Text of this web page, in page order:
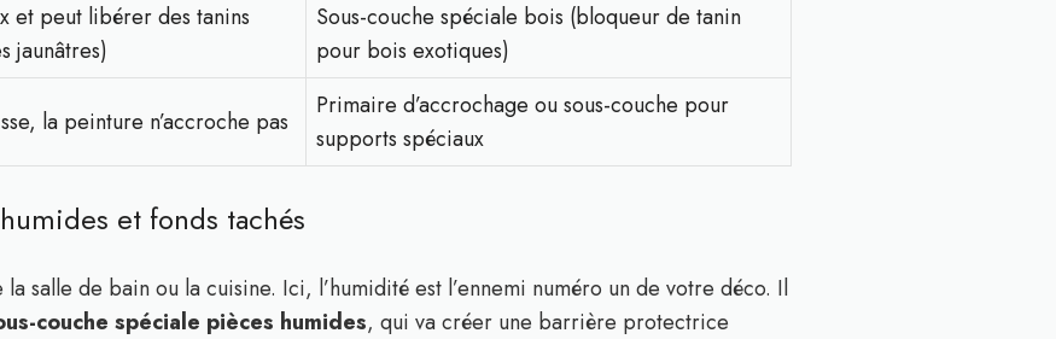
et peut libérer des tanins
jaunâtres)
Sous-couche spéciale bois (bloqueur de tanin
pour bois exotiques)
la peinture n’accroche pas
Primaire d’accrochage ou sous-couche pour
supports spéciaux
et fonds tachés
la salle de bain ou la cuisine. Ici, l’humidité est l’ennemi numéro un de votre déco. Il
couche spéciale pièces humides, qui va créer une barrière protectrice